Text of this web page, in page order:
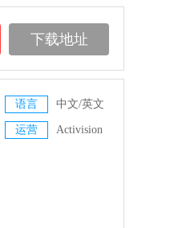
下载地址
语言 中文/英文
运营 Activision